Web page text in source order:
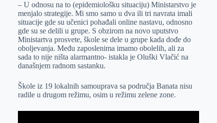
– U odnosu na to (epidemiološku situaciju) Ministarstvo je
menjalo strategije. Mi smo samo u dva ili tri navrata imali
situacije gde su učenici pohađali online nastavu, odnosno
gde su se delili u grupe. S obzirom na novo uputstvo
Ministartva prosvete, škole se dele u grupe kada dođe do
oboljevanja. Među zaposlenima imamo obolelih, ali za
sada to nije ništa alarmantno- istakla je Oluški Vlačić na
današnjem radnom sastanku.
Škole iz 19 lokalnih samouprava sa područja Banata nisu
radile u drugom režimu, osim u režimu zelene zone.